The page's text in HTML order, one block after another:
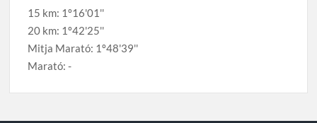
15 km: 1º16'01''
20 km: 1º42'25''
Mitja Marató: 1º48'39''
Marató: -